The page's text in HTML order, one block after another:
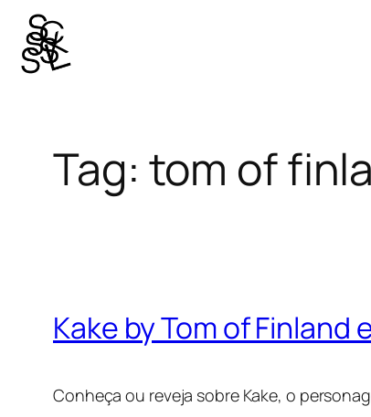
Pular
para
Tag: tom of
Kake by Tom of
Conheça ou reveja sobre Kake, o